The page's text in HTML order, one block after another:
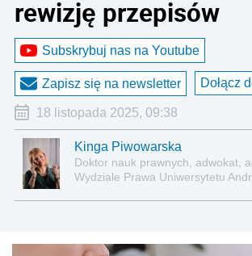
rewizję przepisów
Subskrybuj nas na Youtube
Zapisz się na newsletter Dołącz
18 listopada 2025, 09:38
Kinga Piwowarska
Doktor nauk prawnych, adwokat,
Wydziale Prawa Uniwersytetu
administracyjnoprawnych